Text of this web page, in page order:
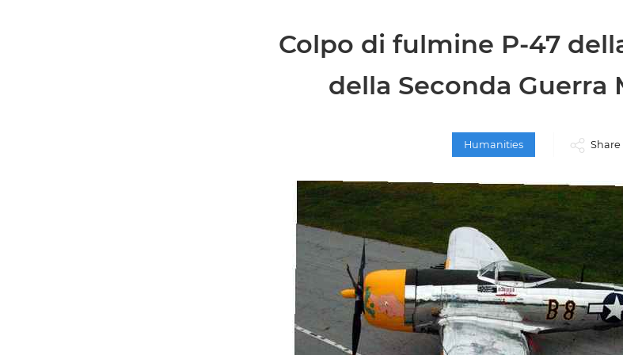
Colpo di fulmine P-47
della Seconda Guerra
Humanities Share